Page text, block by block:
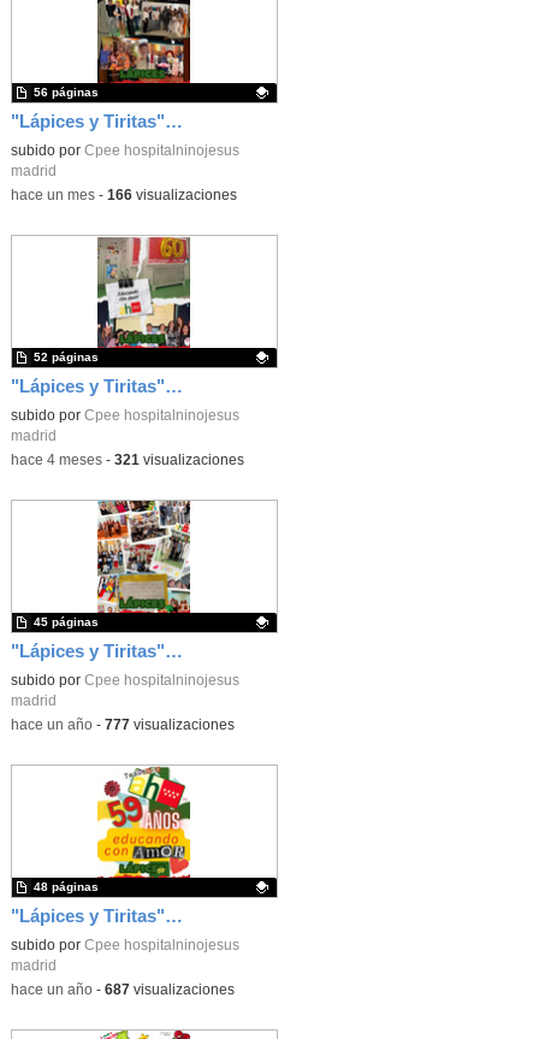
"Lápices y Tiritas" Número 8
Contenido educativo.
subido por Cpee hospitalninojesus
madrid
56 páginas
-hace un mes- 166visualizaciones
"Lápices y Tiritas" Número 7
Contenido educativo.
subido por Cpee hospitalninojesus
madrid
52 páginas
-hace 4 meses- 321 visualizaciones
"Lápices y Tiritas" Número 5
Contenido educativo.
subido por Cpee hospitalninojesus
madrid
45 páginas
-hace un año- 777visualizaciones
"Lápices y Tiritas" Número 4
Contenido educativo.
subido por Cpee hospitalninojesus
madrid
48 páginas
-hace un año- 687visualizaciones